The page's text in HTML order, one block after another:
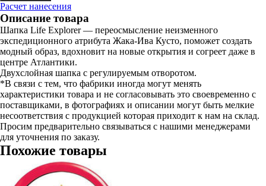
Расчет нанесения
Описание товара
Шапка Life Explorer — переосмысление неизменного
экспедиционного атрибута Жака-Ива Кусто, поможет создать
модный образ, вдохновит на новые открытия и согреет даже в
центре Атлантики.
Двухслойная шапка с регулируемым отворотом.
*В связи с тем, что фабрики иногда могут менять
характеристики товара и не согласовывать это своевременно с
поставщиками, в фотографиях и описании могут быть мелкие
несоответствия с продукцией которая приходит к нам на склад.
Просим предварительно связываться с нашими менеджерами
для уточнения по заказу.
Похожие товары